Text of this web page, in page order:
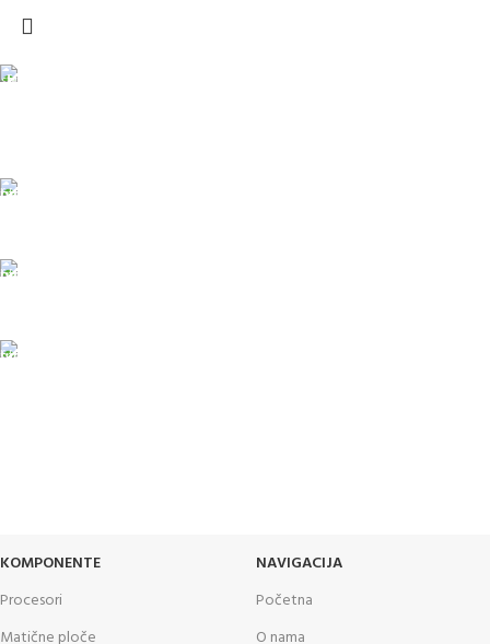
KOMPONENTE
Procesori
Matične ploče
NAVIGACIJA
Početna
O nama